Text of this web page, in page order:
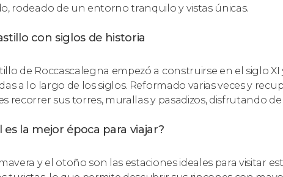
rodeado de un entorno tranquilo y vistas únicas.
con siglos de historia
de Roccascalegna empezó a construirse en el siglo
a lo largo de los siglos. Reformado varias veces y
recorrer sus torres, murallas y pasadizos, disfrutando
es la mejor época para viajar?
y el otoño son las estaciones ideales para visitar